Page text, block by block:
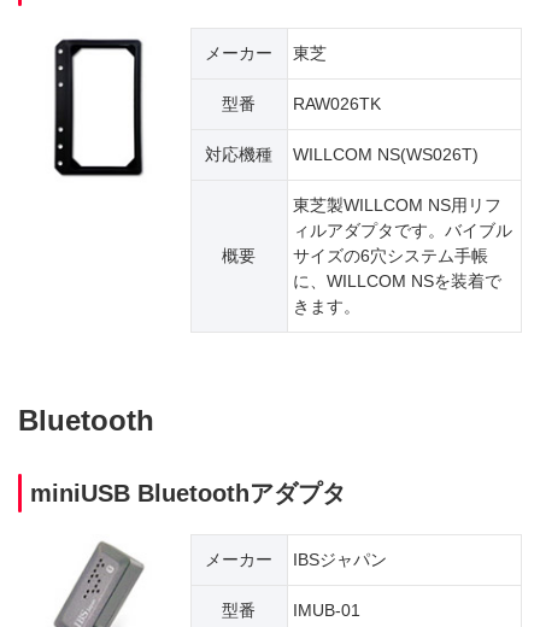
メーカー 東芝
型番 RAW026TK
対応機種 WILLCOM NS(WS026T)
概要
東芝製WILLCOM NS用リフ
ィルアダプタです。バイブル
サイズの6穴システム手帳
に、WILLCOM NSを装着で
きます。
Bluetooth
miniUSB Bluetoothアダプタ
メーカー IBSジャパン
型番 IMUB-01